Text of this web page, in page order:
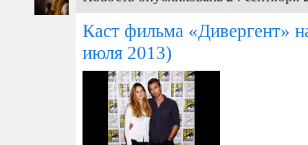
Каст фильма «Дивергент»
июля 2013)